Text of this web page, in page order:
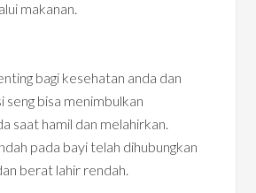
makanan.
bagi kesehatan anda dan
seng bisa menimbulkan
saat hamil dan melahirkan.
pada bayi telah dihubungkan
berat lahir rendah.